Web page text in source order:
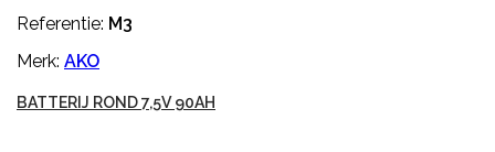
Referentie: M3
Merk: AKO
BATTERIJ ROND 7,5V 90AH